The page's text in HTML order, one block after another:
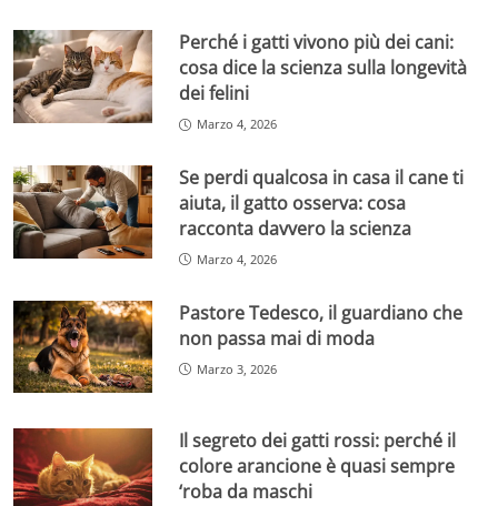
Perché i gatti vivono più dei cani:
cosa dice la scienza sulla longevità
dei felini
Marzo 4, 2026
Se perdi qualcosa in casa il cane ti
aiuta, il gatto osserva: cosa
racconta davvero la scienza
Marzo 4, 2026
Pastore Tedesco, il guardiano che
non passa mai di moda
Marzo 3, 2026
Il segreto dei gatti rossi: perché il
colore arancione è quasi sempre
‘roba da maschi